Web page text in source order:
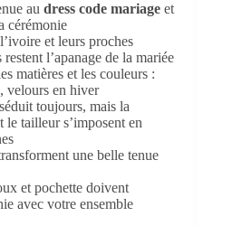
au dress code mariage et
cérémonie
et leurs proches
l’apanage de la mariée
matières et les couleurs :
velours en hiver
toujours, mais la
tailleur s’imposent en
une belle tenue
et pochette doivent
avec votre ensemble